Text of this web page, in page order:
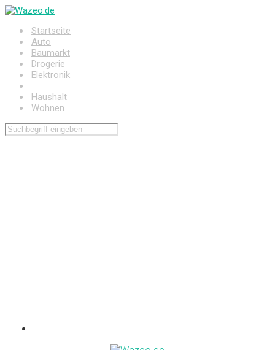
Zum
springenStartseite
Auto
Baumarkt
Drogerie
Elektronik
Haushalt
Wohnen